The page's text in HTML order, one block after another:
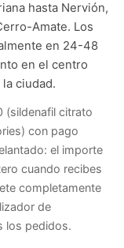
hasta Nervión,
Amate. Los
en 24-48
en el centro
ciudad.
(sildenafil citrato
con pago
el importe
cuando recibes
completamente
de
los pedidos.